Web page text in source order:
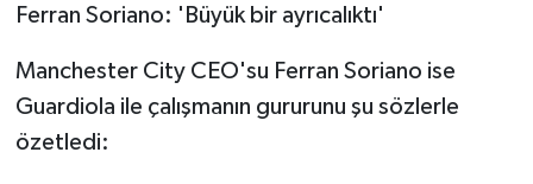
Ferran Soriano: 'Büyük bir ayrıcalıktı'
Manchester City CEO'su Ferran Soriano ise
Guardiola ile çalışmanın gururunu şu sözlerle
özetledi: